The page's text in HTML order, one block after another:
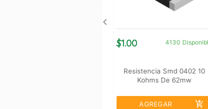
$1.00 4130
Resistencia Smd 0402 10
Kohms De 62mw
AGREGAR add_shopping_cart